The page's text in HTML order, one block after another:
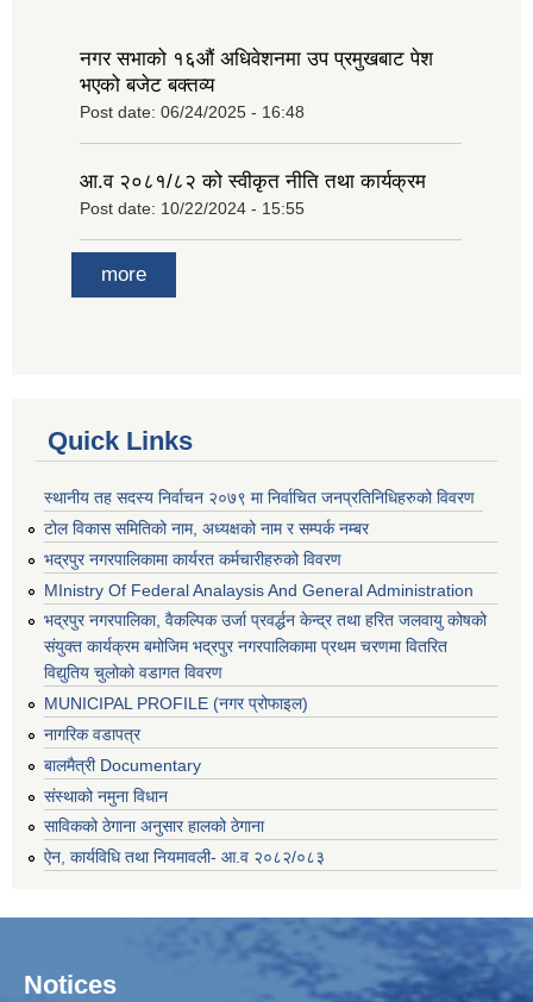
नगर सभाको १६‍औं अधिवेशनमा उप प्रमुखबाट पेश
भएको बजेट बक्तव्य
Post date: 06/24/2025 - 16:48
आ.व २०८१/८२ को स्वीकृत नीति तथा कार्यक्रम
Post date: 10/22/2024 - 15:55
more
Quick Links
स्थानीय तह सदस्य निर्वाचन २०७९ मा निर्वाचित जनप्रतिनिधिहरुको विवरण
टोल विकास समितिको नाम, अध्यक्षको नाम र सम्पर्क नम्बर
भद्रपुर नगरपालिकामा कार्यरत कर्मचारीहरुको विवरण
MInistry Of Federal Analaysis And General Administration
भद्रपुर नगरपालिका, वैकल्पिक उर्जा प्रवर्द्धन केन्द्र तथा हरित जलवायु कोषको
संयुक्त कार्यक्रम बमोजिम भद्रपुर नगरपालिकामा प्रथम चरणमा वितरित
विद्युतिय चुलोको वडागत विवरण
MUNICIPAL PROFILE (नगर प्रोफाइल)
नागरिक वडापत्र
बालमैत्री Documentary
संस्थाको नमुना विधान
साविकको ठेगाना अनुसार हालको ठेगाना
ऐन, कार्यविधि तथा नियमावली- आ.व २०८२/०८३
Notices